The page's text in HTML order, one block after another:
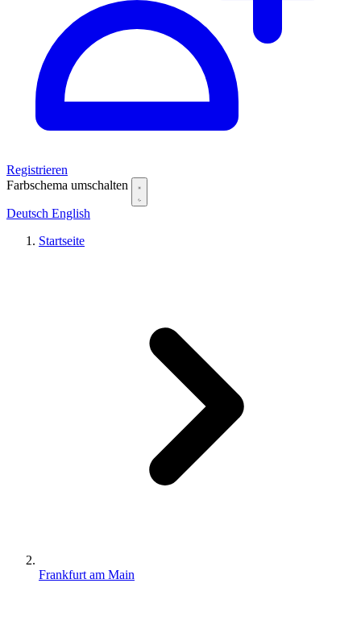
Registrieren
Farbschema umschalten
Deutsch English
Startseite
Frankfurt am Main